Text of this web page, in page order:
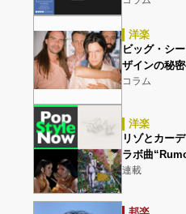
洋楽
ビッグ・シ
ザインの秘
コラム
洋楽
リゾとカー
ラボ曲
連載